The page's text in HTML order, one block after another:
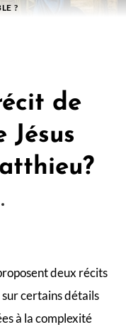
?
de
Jésus
deux récits
sur certains détails
à la complexité